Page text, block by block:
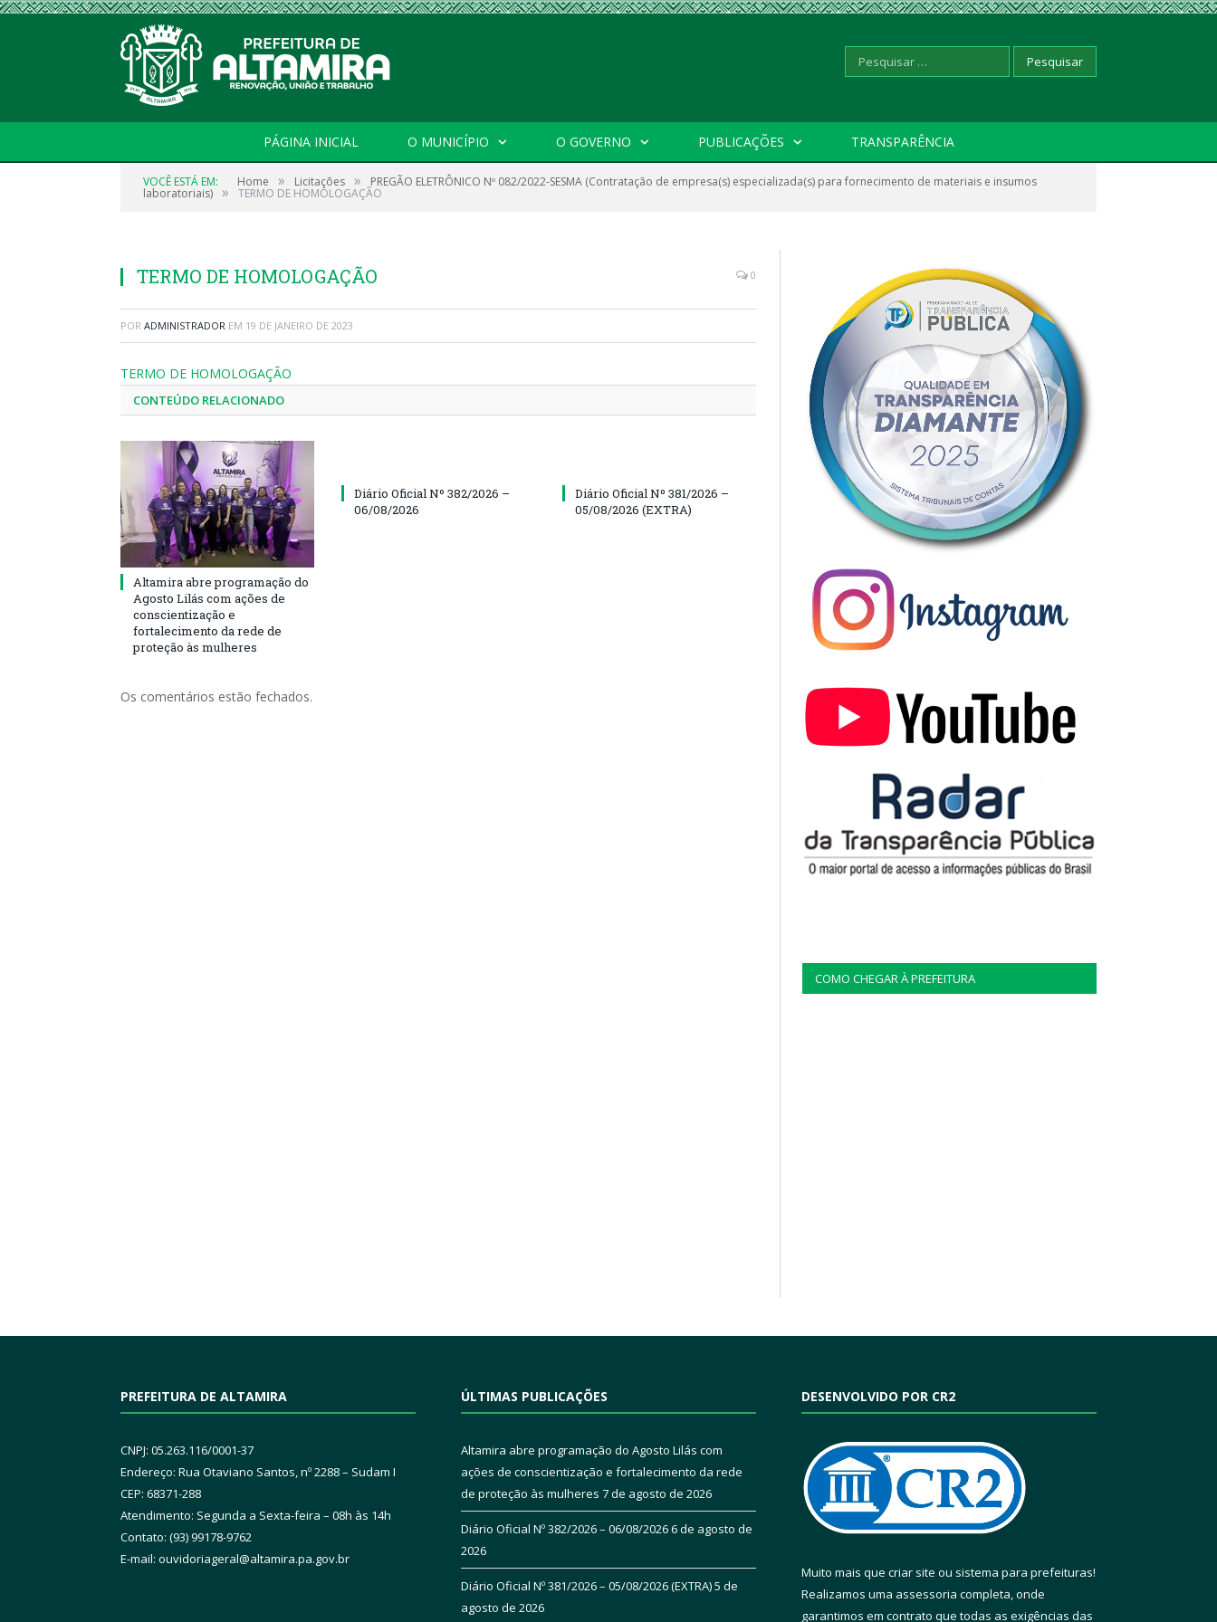
Pesquisar
por:
PÁGINA INICIAL O MUNICÍPIO O GOVERNO PUBLICAÇÕES TRANSPARÊNCIA
VOCÊ ESTÁ EM: Home » Licitações » PREGÃO ELETRÔNICO Nº 082/2022-SESMA (Contratação de empresa(s) especializada(s) para fornecimento de materiais e insumos
laboratoriais) » TERMO DE HOMOLOGAÇÃO
TERMO DE HOMOLOGAÇÃO 0
POR ADMINISTRADOR EM 19 DE JANEIRO DE 2023
TERMO DE HOMOLOGAÇÃO
CONTEÚDO RELACIONADO
Altamira abre programação do
Agosto Lilás com ações de
conscientização e
fortalecimento da rede de
proteção às mulheres
Diário Oficial Nº 382/2026 –
06/08/2026
Diário Oficial Nº 381/2026 –
05/08/2026 (EXTRA)
Os comentários estão fechados.
COMO CHEGAR À PREFEITURA
PREFEITURA DE ALTAMIRA
CNPJ: 05.263.116/0001-37
Endereço: Rua Otaviano Santos, nº 2288 – Sudam I
CEP: 68371-288
Atendimento: Segunda a Sexta-feira – 08h às 14h
Contato: (93) 99178-9762
E-mail: ouvidoriageral@altamira.pa.gov.br
ÚLTIMAS PUBLICAÇÕES
Altamira abre programação do Agosto Lilás com
ações de conscientização e fortalecimento da rede
de proteção às mulheres 7 de agosto de 2026
Diário Oficial Nº 382/2026 – 06/08/20266 de agosto de
2026
Diário Oficial Nº 381/2026 – 05/08/2026 (EXTRA)5 de
agosto de 2026
DESENVOLVIDO POR CR2
Muito mais que criar site ou sistema para prefeituras!
Realizamos uma assessoria completa, onde
garantimos em contrato que todas as exigências das